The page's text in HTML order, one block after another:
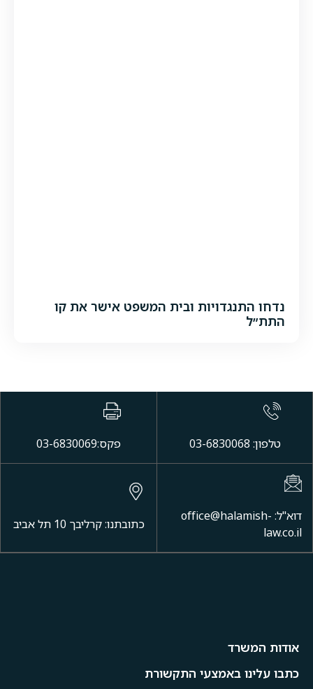
נדחו התנגדויות ובית המשפט אישר את קו
התת״ל
טלפון: 03-6830068 פקס:03-6830069
דוא"ל: office@halamish-
law.co.il
כתובתנו: קרליבך 10 תל אביב
אודות המשרד
כתבו עלינו באמצעי התקשורת